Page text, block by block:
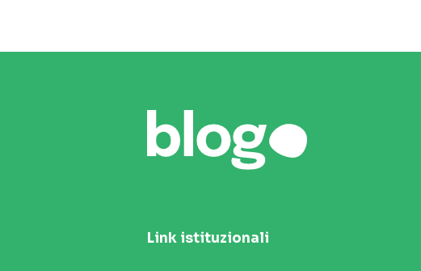
Link istituzionali